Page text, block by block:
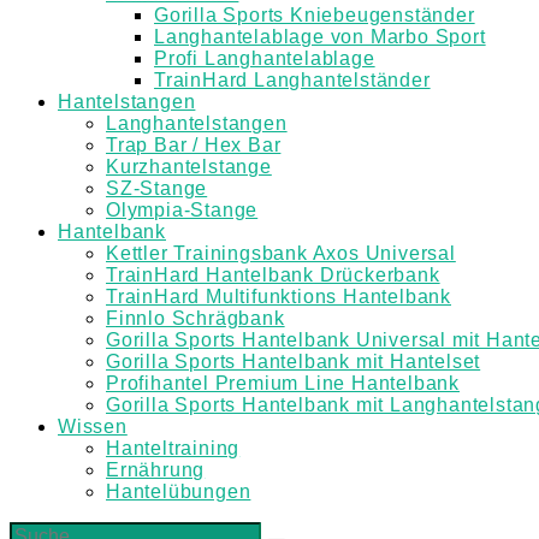
Gorilla Sports Kniebeugenständer
Langhantelablage von Marbo Sport
Profi Langhantelablage
TrainHard Langhantelständer
Hantelstangen
Langhantelstangen
Trap Bar / Hex Bar
Kurzhantelstange
SZ-Stange
Olympia-Stange
Hantelbank
Kettler Trainingsbank Axos Universal
TrainHard Hantelbank Drückerbank
TrainHard Multifunktions Hantelbank
Finnlo Schrägbank
Gorilla Sports Hantelbank Universal mit
Gorilla Sports Hantelbank mit Hantelset
Profihantel Premium Line Hantelbank
Gorilla Sports Hantelbank mit
Wissen
Hanteltraining
Ernährung
Hantelübungen